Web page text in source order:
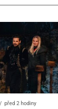
před 2 hodiny